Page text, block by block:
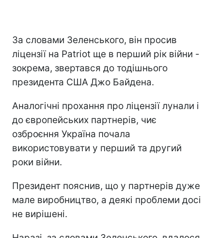
За словами Зеленського, він просив
ліцензії на Patriot ще в перший рік війни -
зокрема, звертався до тодішнього
президента США Джо Байдена.
Аналогічні прохання про ліцензії лунали і
до європейських партнерів, чиє
озброєння Україна почала
використовувати у перший та другий
роки війни.
Президент пояснив, що у партнерів дуже
мале виробництво, а деякі проблеми досі
не вирішені.